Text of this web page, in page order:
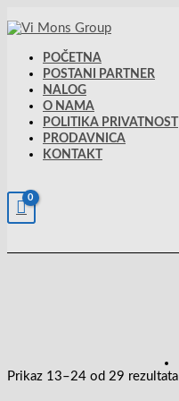
na
sadržaj
POČETNA
POSTANI PARTNER
NALOG
O NAMA
POLITIKA PRIVATNOST
PRODAVNICA
KONTAKT
Prikaz 13–24 od 29 rezultata